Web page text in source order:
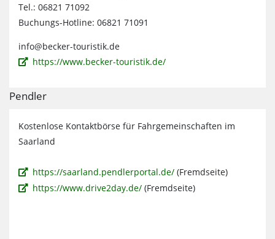
Tel.: 06821 71092
Buchungs-Hotline: 06821 71091
info@becker-touristik.de
https://www.becker-touristik.de/
Pendler
Kostenlose Kontaktbörse für Fahrgemeinschaften im
Saarland
https://saarland.pendlerportal.de/ (Fremdseite)
https://www.drive2day.de/ (Fremdseite)